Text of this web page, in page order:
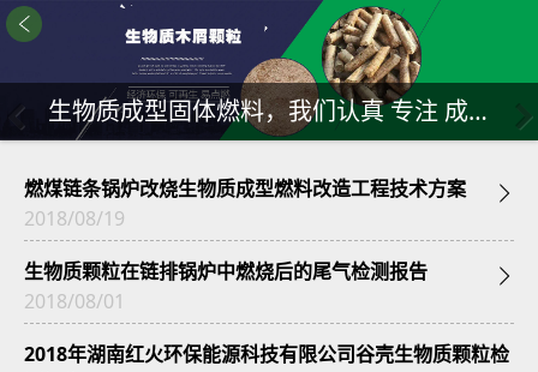
生物质成型固体燃料，我们认真 专注 成熟 可靠
燃煤链条锅炉改烧生物质成型燃料改造工程技术方案 
2018/08/19
生物质颗粒在链排锅炉中燃烧后的尾气检测报告

2018/08/01
2018年湖南红火环保能源科技有限公司谷壳生物质颗粒检